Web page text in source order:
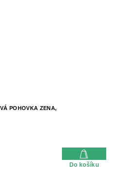
POHOVKA ZENA,
Do košíku